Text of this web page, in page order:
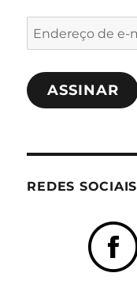
Endereço
de
e-
mailASSINAR
REDES SOCIAIS